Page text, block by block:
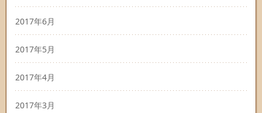
2017年6月
2017年5月
2017年4月
2017年3月